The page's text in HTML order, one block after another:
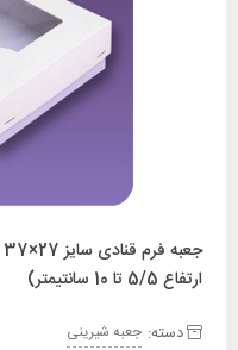
ارتفاع 5/5 تا 10 سانتیمتر)
دسته: جعبه شیرینی